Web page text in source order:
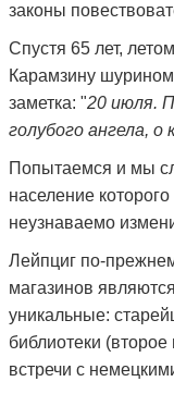
законы
Спустя 65 лет,
Карамзину
заметка: "20 июля.
голубого ангела,
Попытаемся и мы
население
неузнаваемо
Лейпциг по-
магазинов
уникальные:
библиотеки
встречи с